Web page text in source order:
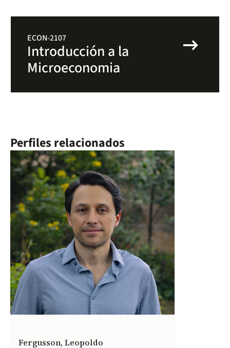
ECON-2107
Introducción a la
Microeconomia
arrow_right_alt
Perfiles relacionados
Fergusson, Leopoldo